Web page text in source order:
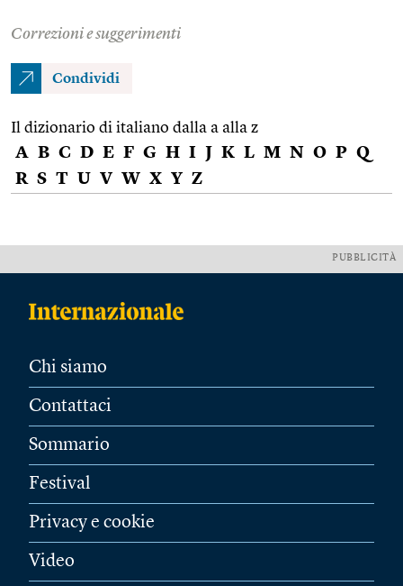
Correzioni e suggerimenti
Condividi
Il dizionario di italiano dalla a alla z
A B C D E F G H I J K L M N O P Q
R S T U V W X Y Z
PUBBLICITÀ
Chi siamo
Contattaci
Sommario
Festival
Privacy e cookie
Video